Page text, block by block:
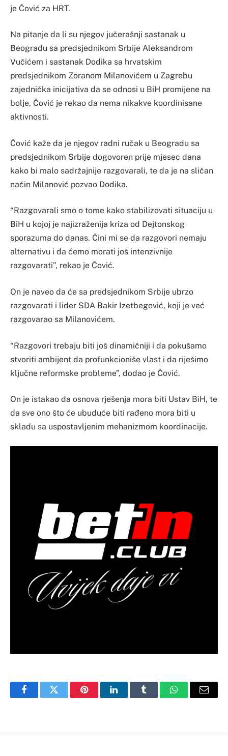
je Čović za HRT.
Na pitanje da li su njegov jučerašnji sastanak u
Beogradu sa predsjednikom Srbije Aleksandrom
Vučićem i sastanak Dodika sa hrvatskim
predsjednikom Zoranom Milanovićem u Zagrebu
zajednička inicijativa da se odnosi u BiH promijene na
bolje, Čović je rekao da nema nikakve koordinisane
aktivnosti.
Čović kaže da je njegov radni ručak u Beogradu sa
predsjednikom Srbije dogovoren prije mjesec dana
kako bi malo sadržajnije razgovarali, te da je na sličan
način Milanović pozvao Dodika.
“Razgovarali smo o tome kako stabilizovati situaciju u
BiH u kojoj je najizraženija kriza od Dejtonskog
sporazuma do danas. Čini mi se da razgovori nemaju
alternativu i da ćemo morati još intenzivnije
razgovarati”, rekao je Čović.
On je naveo da će sa predsjednikom Srbije ubrzo
razgovarati i lider SDA Bakir Izetbegović, koji je već
razgovarao sa Milanovićem.
“Razgovori trebaju biti još dinamičniji i da pokušamo
stvoriti ambijent da profunkcioniše vlast i da riješimo
ključne reformske probleme”, dodao je Čović.
On je istakao da osnova rješenja mora biti Ustav BiH, te
da sve ono što će ubuduće biti rađeno mora biti u
skladu sa uspostavljenim mehanizmom koordinacije.
FacebookTwitter PinterestLinkedInTumblr WhatsAppEmail